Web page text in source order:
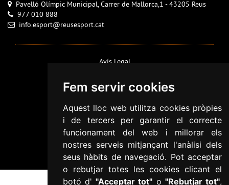
Fem servir cookies
Aquest lloc web utilitza cookies pròpies
i de tercers per garantir el correcte
funcionament del web i millorar els
nostres serveis mitjançant l'anàlisi dels
seus hàbits de navegació. Pot acceptar
o rebutjar totes les cookies clicant el
botó d'"Acceptar tot" o "Rebutjar tot",
Pavelló Olímpic Municipal, Carrer de Mallorca,1 - 43205 Reus
977 010 888
info.esport@reusesport.cat
Avís Legal
Política de Cookies
Política de privacitat
Informació addicional RGPD
Accessibilitat
Mapa web